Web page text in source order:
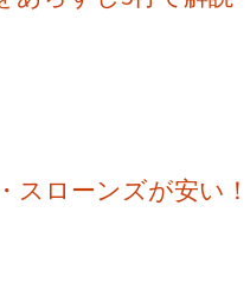
スローンズが安い！